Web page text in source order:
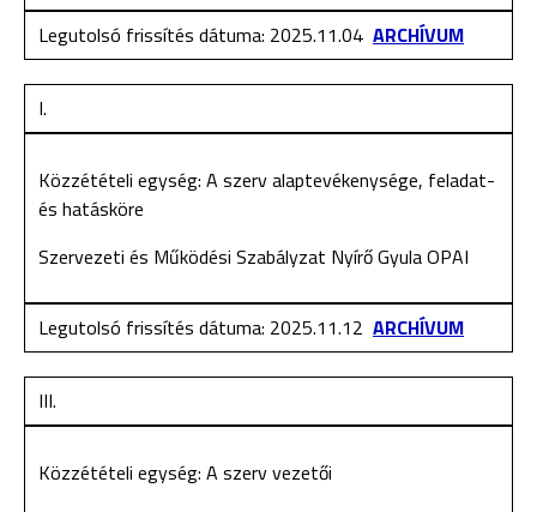
Legutolsó frissítés dátuma: 2025.11.04 ARCHÍVUM
I.
Közzétételi egység: A szerv alaptevékenysége, feladat-
és hatásköre
Szervezeti és Működési Szabályzat Nyírő Gyula OPAI
Legutolsó frissítés dátuma: 2025.11.12 ARCHÍVUM
III.
Közzétételi egység: A szerv vezetői